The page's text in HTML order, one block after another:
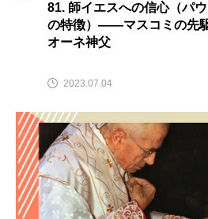
81. 師イエスへの信心（パ
の特徴）――マスコミの先
オーネ神父
2023.07.04